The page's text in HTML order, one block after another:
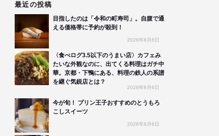
最近の投稿
目指したのは「令和の町寿司」。自腹で通
える価格帯に予約が殺到！
2026年8月6日
〈食べログ3.5以下のうまい店〉カフェみ
たいな外観なのに、出てくる料理はガチ中
華。京都・下鴨にある、料理の鉄人の系譜
を継ぐ気鋭店とは？
2026年8月6日
今が旬！ プリン王子おすすめのとうもろ
こしスイーツ
2026年8月6日